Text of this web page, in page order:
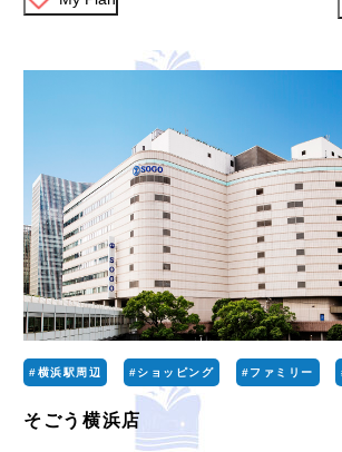
#横浜駅周辺 #ショッピング #ファミリー
そごう横浜店